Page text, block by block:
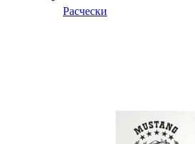
Расчески